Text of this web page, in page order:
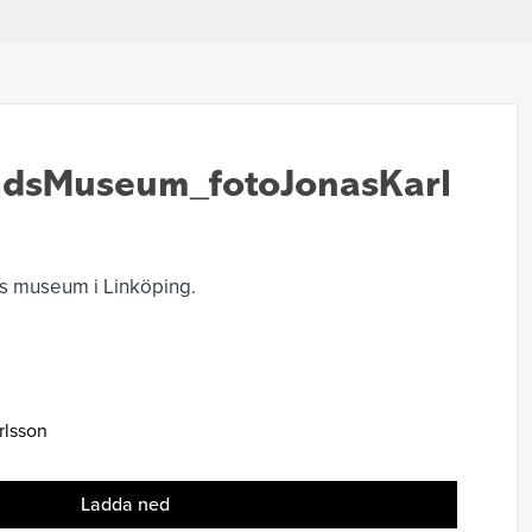
museum i Linköping.
Ladda ned